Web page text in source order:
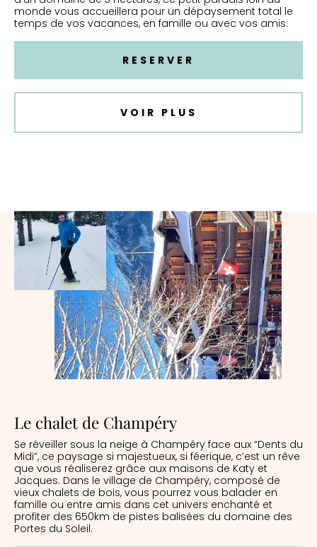
monde vous accueillera pour un dépaysement total le
temps de vos vacances, en famille ou avec vos amis.
RESERVER
VOIR PLUS
Le chalet de Champéry
Se réveiller sous la neige à Champéry face aux “Dents du
Midi”, ce paysage si majestueux, si féerique, c’est un rêve
que vous réaliserez grâce aux maisons de Katy et
Jacques. Dans le village de Champéry, composé de
vieux chalets de bois, vous pourrez vous balader en
famille ou entre amis dans cet univers enchanté et
profiter des 650km de pistes balisées du domaine des
Portes du Soleil.